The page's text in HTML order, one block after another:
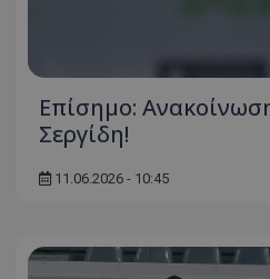
Επίσημο:
Σεργίδη!
11.06.2026 - 10:45